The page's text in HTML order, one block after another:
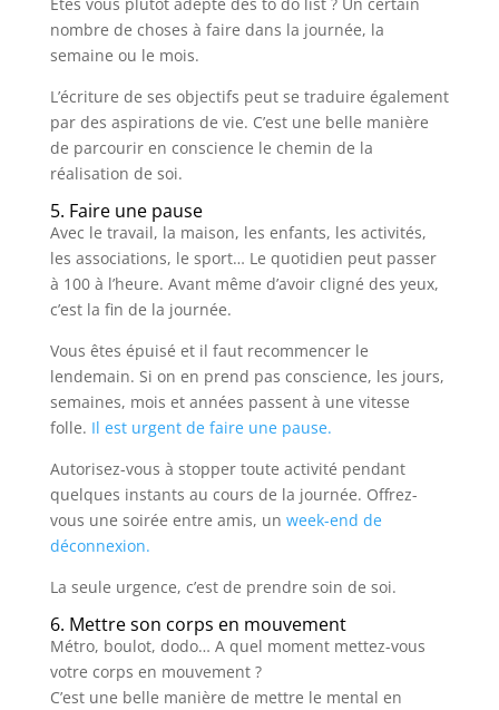
nombre de choses à faire dans la journée, la
semaine ou le mois.
L’écriture de ses objectifs peut se traduire également
par des aspirations de vie. C’est une belle manière
de parcourir en conscience le chemin de la
réalisation de soi.
5. Faire une pause
Avec le travail, la maison, les enfants, les activités,
les associations, le sport… Le quotidien peut passer
à 100 à l’heure. Avant même d’avoir cligné des yeux,
c’est la fin de la journée.
Vous êtes épuisé et il faut recommencer le
lendemain. Si on en prend pas conscience, les jours,
semaines, mois et années passent à une vitesse
folle. Il est urgent de faire une pause.
Autorisez-vous à stopper toute activité pendant
quelques instants au cours de la journée. Offrez-
vous une soirée entre amis, un week-end de
déconnexion.
La seule urgence, c’est de prendre soin de soi.
6. Mettre son corps en mouvement
Métro, boulot, dodo… A quel moment mettez-vous
votre corps en mouvement ?
C’est une belle manière de mettre le mental en